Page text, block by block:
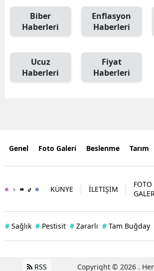
Biber
Haberleri
Enflasyon
Haberleri
Ucuz
Haberleri
Fiyat
Haberleri
Genel Foto Galeri Beslenme Tarım
KÜNYE İLETİŞİM
FOTO
# Sağlık # Pestisit # Zararlı # Tam Buğday
RSS Copyright © 2026 . Her